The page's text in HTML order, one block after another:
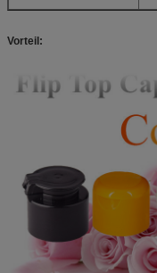
Vorteil: